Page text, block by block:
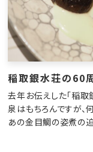
稲取銀水荘の60
去年お伝えした「稲取
泉はもちろんですが、
あの金目鯛の姿煮の